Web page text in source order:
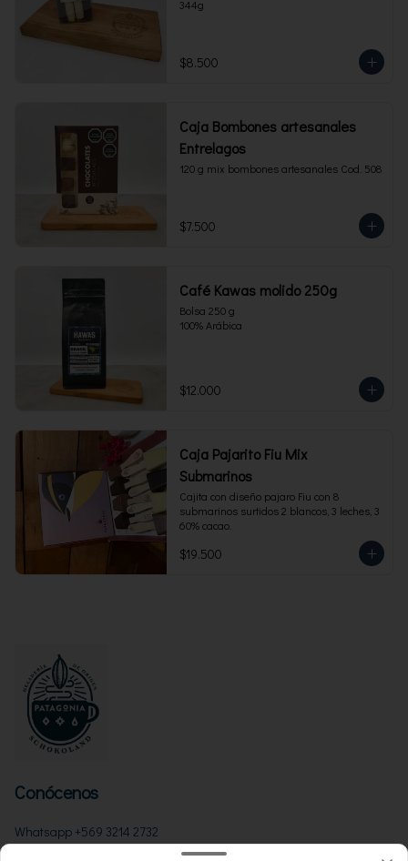
344g
$8.500
Caja Bombones artesanales
Entrelagos
120 g mix bombones artesanales Cod. 508
$7.500
Café Kawas molido 250g
Bolsa 250 g
100% Arábica
$12.000
Caja Pajarito Fiu Mix
Submarinos
Cajita con diseño pajaro Fiu con 8
submarinos surtidos 2 blancos, 3 leches, 3
60% cacao.
$19.500
Conócenos
Whatsapp +569 3214 2732